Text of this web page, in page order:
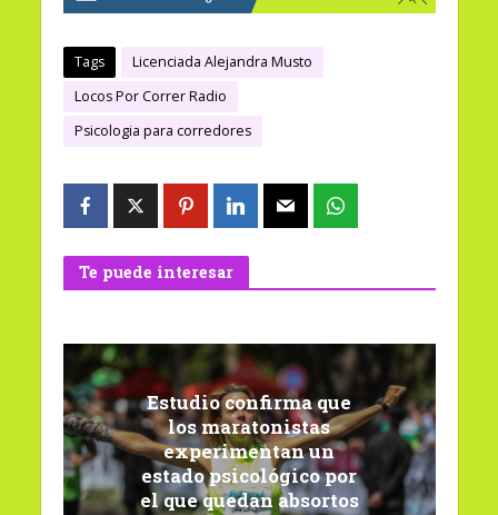
Tags
Licenciada Alejandra Musto
Locos Por Correr Radio
Psicologia para corredores
Te puede interesar
Estudio confirma que
los maratonistas
experimentan un
estado psicológico por
el que quedan absortos